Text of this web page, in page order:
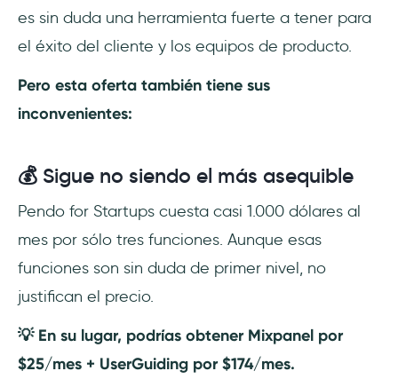
es sin duda una herramienta fuerte a tener para
el éxito del cliente y los equipos de producto.
Pero esta oferta también tiene sus
inconvenientes:
💰 Sigue no siendo el más asequible
Pendo for Startups cuesta casi 1.000 dólares al
mes por sólo tres funciones. Aunque esas
funciones son sin duda de primer nivel, no
justifican el precio.
💡 En su lugar, podrías obtener Mixpanel por
$25/mes + UserGuiding por $174/mes.